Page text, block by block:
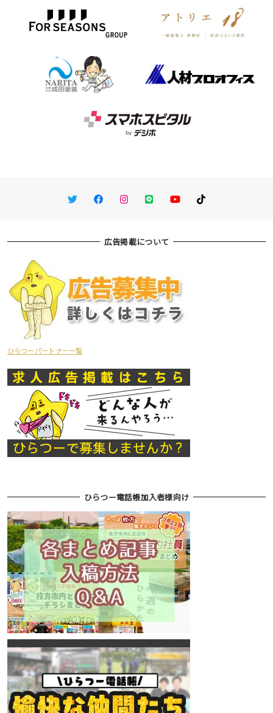
TwitterFacebookInstagram
LINE You TubeTikTok
広告掲載について
ひらつーパートナー一覧
ひらつー電話帳加入者様向け